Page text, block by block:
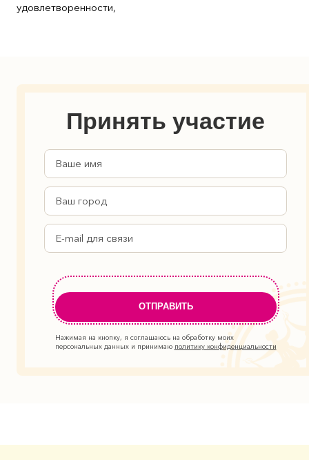
удовлетворенности,
Принять участие
Нажимая на кнопку, я соглашаюсь на обработку моих
персональных данных и принимаю политику конфиденциальности